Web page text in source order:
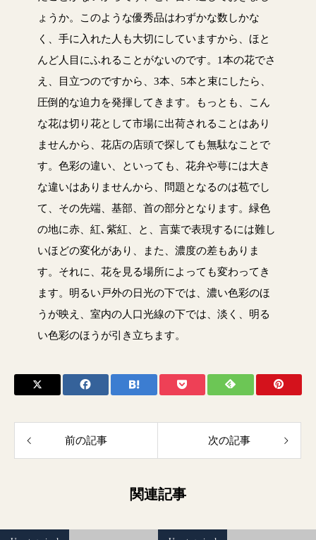
ょうか。このような優秀品はわずかな数しかな
く、手に入れた人も大切にしていますから、ほと
んど人目にふれることがないのです。1本の花でさ
え、目立つのですから、3本、5本と束にしたら、
圧倒的な迫力を発揮してきます。もっとも、こん
な花は切り花として市場に出荷されることはあり
ませんから、花店の店頭で探しても無駄なことで
す。色彩の違い、といっても、花弁や萼には大き
な違いはありませんから、問題となるのは苞でし
て、その先端、基部、首の部分となります。緑色
の地に赤、紅､紫紅、と、言葉で表現するには難し
いほどの変化があり、また、濃度の差もありま
す。それに、花を見る場所によっても変わってき
ます。明るい戸外の日光の下では、濃い色彩のほ
うが映え、室内の人口光線の下では、淡く、明る
い色彩のほうが引き立ちます。
前の記事 次の記事
関連記事